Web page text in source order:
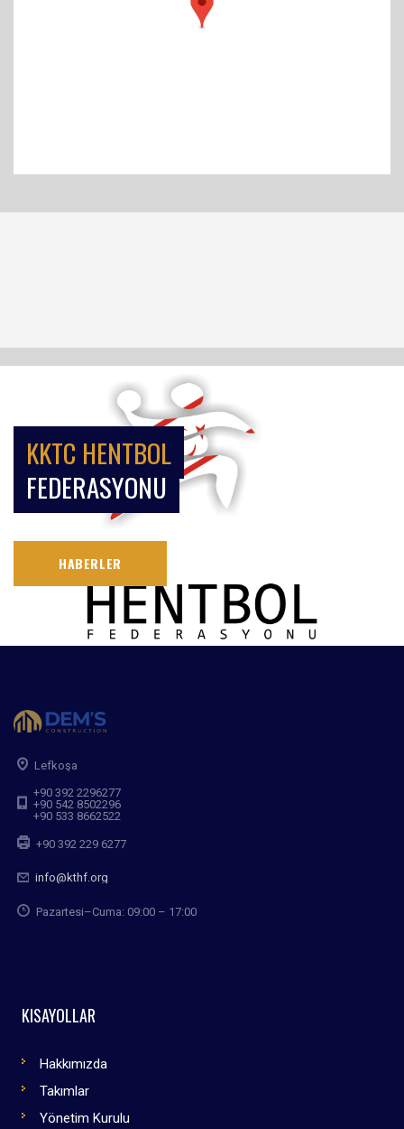
KKTC HENTBOL
FEDERASYONU
HABERLER
Lefkoşa
+90 392 2296277
+90 542 8502296
+90 533 8662522
+90 392 229 6277
info@kthf.org
Pazartesi–Cuma: 09:00 – 17:00
KISAYOLLAR
Hakkımızda
Takımlar
Yönetim Kurulu